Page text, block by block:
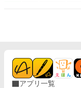
アプリ一覧